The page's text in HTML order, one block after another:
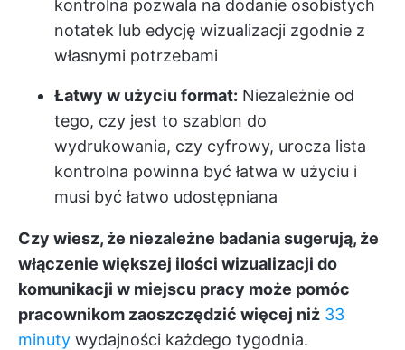
kontrolna pozwala na dodanie osobistych
notatek lub edycję wizualizacji zgodnie z
własnymi potrzebami
Łatwy w użyciu format: Niezależnie od
tego, czy jest to szablon do
wydrukowania, czy cyfrowy, urocza lista
kontrolna powinna być łatwa w użyciu i
musi być łatwo udostępniana
Czy wiesz, że niezależne badania sugerują, że
włączenie większej ilości wizualizacji do
komunikacji w miejscu pracy może pomóc
pracownikom zaoszczędzić więcej niż 33
minuty wydajności każdego tygodnia.